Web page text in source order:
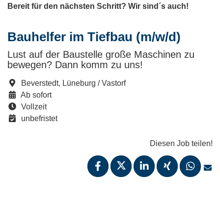
Bauhelfer im Tiefbau (m/w/d)
Lust auf der Baustelle große Maschinen zu
bewegen? Dann komm zu uns!
Beverstedt, Lüneburg / Vastorf
Ab sofort
Vollzeit
unbefristet
Diesen Job teilen!
Bereit für den nächsten Schritt? Wir sind´s auch!